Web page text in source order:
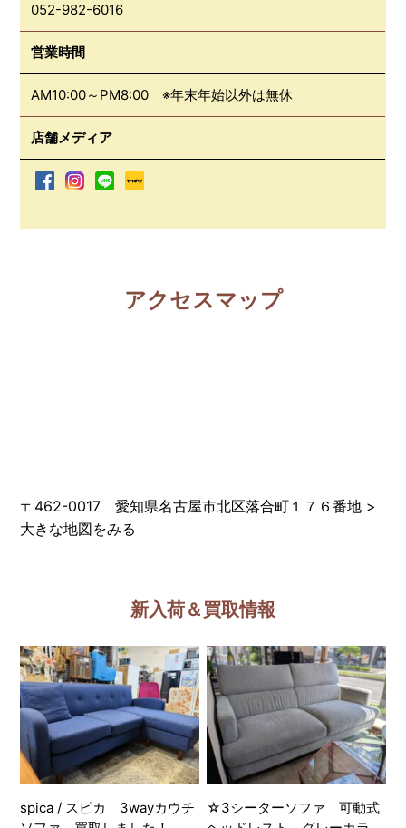
052-982-6016
営業時間
AM10:00～PM8:00 ※年末年始以外は無休
店舗メディア
アクセスマップ
〒462-0017 愛知県名古屋市北区落合町１７６番地 >
大きな地図をみる
新入荷＆買取情報
spica / スピカ 3wayカウチ
☆3シーターソファ 可動式